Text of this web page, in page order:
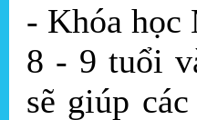
- Khóa học
8 - 9 tuổi
sẽ giúp